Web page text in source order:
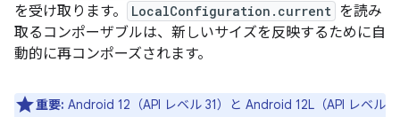
を受け取ります。
LocalConfiguration.current を読み
取るコンポーザブルは、新しいサイズを反映するために自
動的に再コンポーズされます。
重要: Android 12（API レベル 31）と Android 12L（API レベル